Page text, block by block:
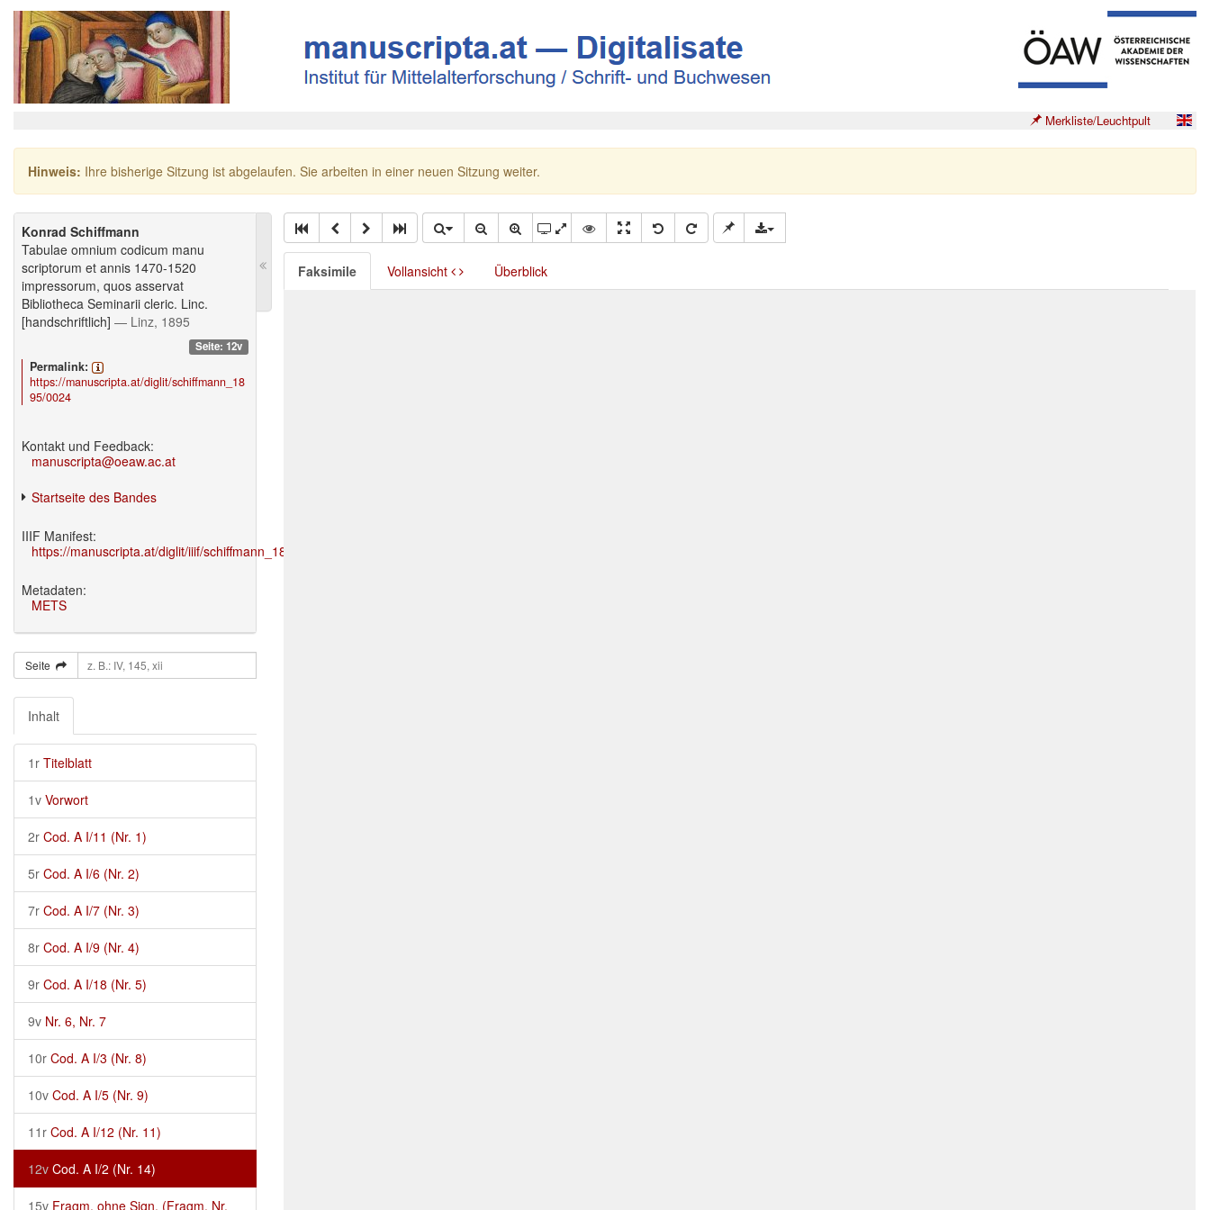
Merkliste/Leuchtpult
Hinweis: Ihre bisherige Sitzung ist abgelaufen. Sie arbeiten in einer neuen Sitzung weiter.
Konrad Schiffmann
Tabulae omnium codicum manu
scriptorum et annis 1470-1520
impressorum, quos asservat
Bibliotheca Seminarii cleric. Linc.
[handschriftlich] — Linz, 1895
Seite: 12v
Permalink:
https://manuscripta.at/diglit/schiffmann_18
95/0024
Kontakt und Feedback:
manuscripta@oeaw.ac.at
Startseite des Bandes
IIIF Manifest:
https://manuscripta.at/diglit/iiif/schiffmann_1895/manifest.json
Metadaten:
METS
Seite
Inhalt
1r Titelblatt
1v Vorwort
2r Cod. A I/11 (Nr. 1)
5r Cod. A I/6 (Nr. 2)
7r Cod. A I/7 (Nr. 3)
8r Cod. A I/9 (Nr. 4)
9r Cod. A I/18 (Nr. 5)
9v Nr. 6, Nr. 7
10r Cod. A I/3 (Nr. 8)
10v Cod. A I/5 (Nr. 9)
11r Cod. A I/12 (Nr. 11)
12v Cod. A I/2 (Nr. 14)
15v Fragm. ohne Sign. (Fragm. Nr.
Faksimile Vollansicht Überblick